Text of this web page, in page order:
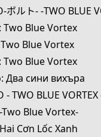
ボルト- -TWO BLUE
Blue Vortex
Blue Vortex
Blue Vortex
Два сини вихъра
- TWO BLUE VORTEX
Blue Vortex-
Cơn Lốc Xanh